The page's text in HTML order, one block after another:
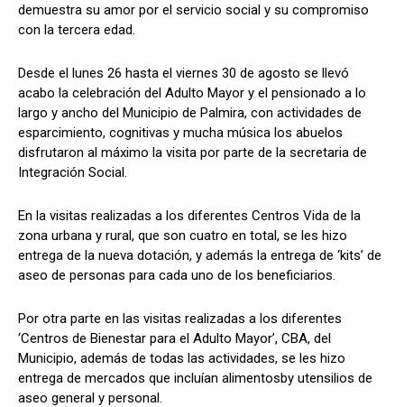
demuestra su amor por el servicio social y su compromiso
con la tercera edad.
Desde el lunes 26 hasta el viernes 30 de agosto se llevó
acabo la celebración del Adulto Mayor y el pensionado a lo
largo y ancho del Municipio de Palmira, con actividades de
esparcimiento, cognitivas y mucha música los abuelos
disfrutaron al máximo la visita por parte de la secretaria de
Integración Social.
En la visitas realizadas a los diferentes Centros Vida de la
zona urbana y rural, que son cuatro en total, se les hizo
entrega de la nueva dotación, y además la entrega de ‘kits’ de
aseo de personas para cada uno de los beneficiarios.
Por otra parte en las visitas realizadas a los diferentes
‘Centros de Bienestar para el Adulto Mayor’, CBA, del
Municipio, además de todas las actividades, se les hizo
entrega de mercados que incluían alimentosby utensilios de
aseo general y personal.